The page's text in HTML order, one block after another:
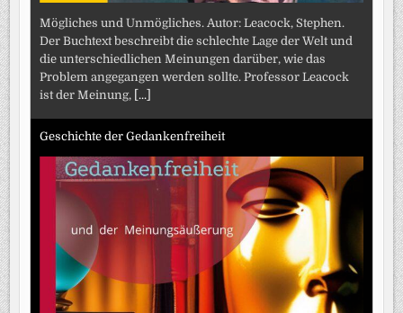
Mögliches und Unmögliches. Autor: Leacock, Stephen.
Der Buchtext beschreibt die schlechte Lage der Welt und
die unterschiedlichen Meinungen darüber, wie das
Problem angegangen werden sollte. Professor Leacock
ist der Meinung,
[...]
Geschichte der Gedankenfreiheit